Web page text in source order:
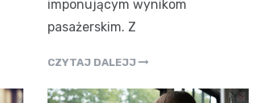
imponującym wynikom
pasażerskim. Z
CZYTAJ DALEJJ